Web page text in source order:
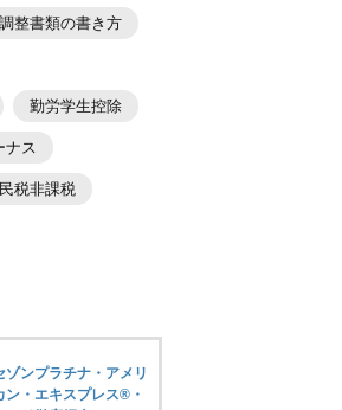
整書類の書き方
勤労学生控除
ナス
税非課税
ゾンプラチナ・アメリ
ン・エキスプレス®・